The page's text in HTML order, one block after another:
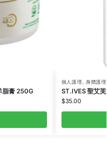
脂膏 250G
個人護理 , 身體護理
ST.IVES 聖艾
$35.00